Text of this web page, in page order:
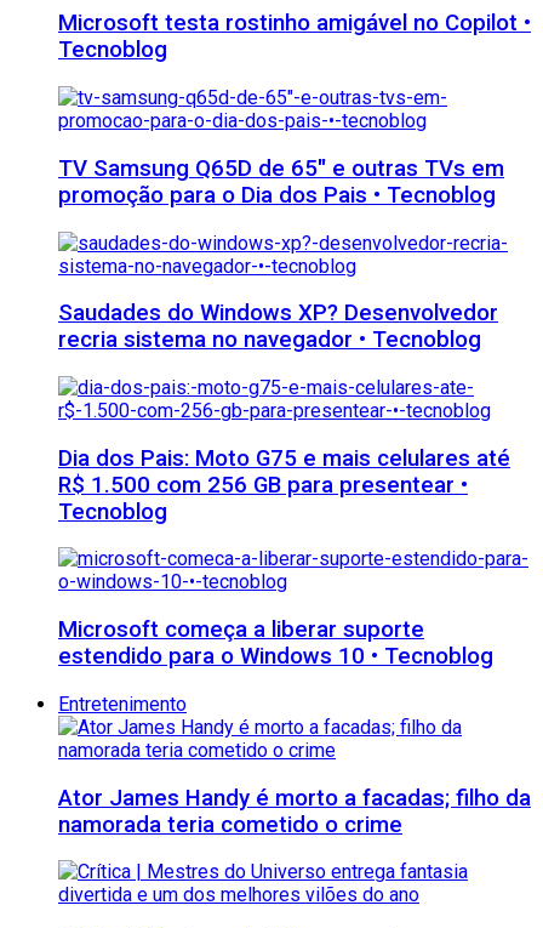
Microsoft testa rostinho amigável no Copilot •
Tecnoblog
TV Samsung Q65D de 65″ e outras TVs em
promoção para o Dia dos Pais • Tecnoblog
Saudades do Windows XP? Desenvolvedor
recria sistema no navegador • Tecnoblog
Dia dos Pais: Moto G75 e mais celulares até
R$ 1.500 com 256 GB para presentear •
Tecnoblog
Microsoft começa a liberar suporte
estendido para o Windows 10 • Tecnoblog
Entretenimento
Ator James Handy é morto a facadas; filho da
namorada teria cometido o crime